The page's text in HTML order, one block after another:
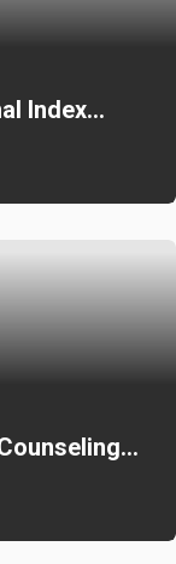
Index…